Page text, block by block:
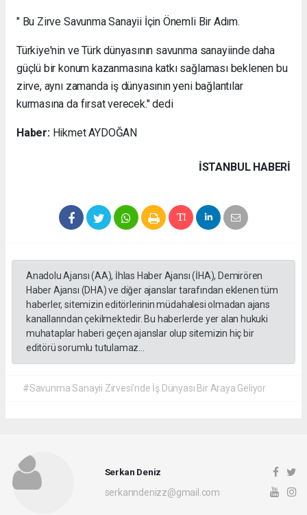
" Bu Zirve Savunma Sanayii İçin Önemli Bir Adım.
Türkiye'nin ve Türk dünyasının savunma sanayiinde daha
güçlü bir konum kazanmasına katkı sağlaması beklenen bu
zirve, aynı zamanda iş dünyasının yeni bağlantılar
kurmasına da fırsat verecek." dedi
Haber:Hikmet AYDOĞAN
İSTANBUL HABERİ
Anadolu Ajansı (AA), İhlas Haber Ajansı (İHA), Demirören
Haber Ajansı (DHA) ve diğer ajanslar tarafından eklenen tüm
haberler, sitemizin editörlerinin müdahalesi olmadan ajans
kanallarından çekilmektedir. Bu haberlerde yer alan hukuki
muhataplar haberi geçen ajanslar olup sitemizin hiç bir
editörü sorumlu tutulamaz...
#Savunma Sanayii Zirvesi'nde İş Dünyası Bir Araya Geliyor
Serkan Deniz
serkanndenizz@gmail.com